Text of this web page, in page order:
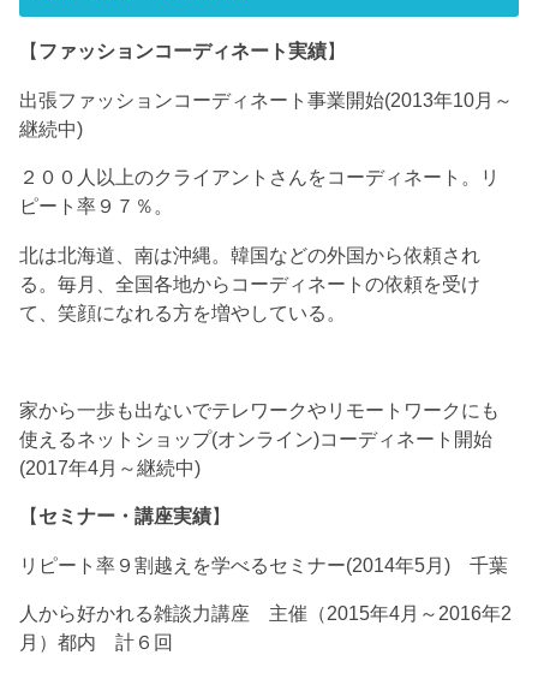
【 ファッションコーディネート実績】
出張ファッションコーディネート事業開始(2013年10月～
継続中)
２００人以上のクライアントさんをコーディネート。リ
ピート率９７％。
北は北海道、南は沖縄。韓国などの外国から依頼され
る。毎月、全国各地からコーディネートの依頼を受け
て、笑顔になれる方を増やしている。
家から一歩も出ないでテレワークやリモートワークにも
使えるネットショップ(オンライン)コーディネート開始
(2017年4月～継続中)
【セミナー・講座実績】
リピート率９割越えを学べるセミナー(2014年5月) 千葉
人から好かれる雑談力講座 主催（2015年4月～2016年2
月）都内 計６回